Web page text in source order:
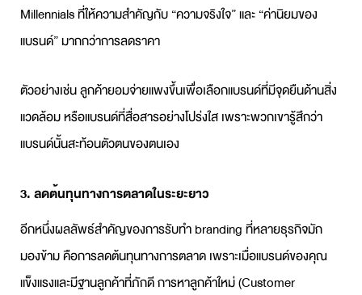
Millennials ที่ให้ความสำคัญกับ “ความจริงใจ” และ “ค่านิยมของ
แบรนด์” มากกว่าการลดราคา
ตัวอย่างเช่น ลูกค้ายอมจ่ายแพงขึ้นเพื่อเลือกแบรนด์ที่มีจุดยืนด้านสิ่ง
แวดล้อม หรือแบรนด์ที่สื่อสารอย่างโปร่งใส เพราะพวกเขารู้สึกว่า
แบรนด์นั้นสะท้อนตัวตนของตนเอง
3. ลดต้นทุนทางการตลาดในระยะยาว
อีกหนึ่งผลลัพธ์สำคัญของการรับทำ brandingที่หลายธุรกิจมัก
มองข้าม คือการลดต้นทุนทางการตลาด เพราะเมื่อแบรนด์ของคุณ
แข็งแรงและมีฐานลูกค้าที่ภักดี การหาลูกค้าใหม่ (Customer